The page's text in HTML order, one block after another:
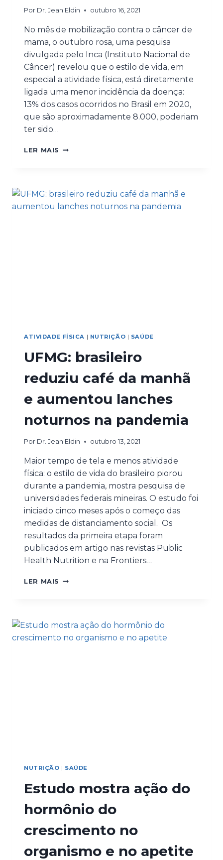
Por Dr. Jean Eldin outubro 16, 2021
No mês de mobilização contra o câncer de
mama, o outubro rosa, uma pesquisa
divulgada pelo Inca (Instituto Nacional de
Câncer) revelou que o estilo de vida, em
especial a atividade física, está diretamente
ligada uma menor incidência da doença:
13% dos casos ocorridos no Brasil em 2020,
que são aproximadamente 8.000, poderiam
ter sido…
LER MAIS
ATIVIDADE FÍSICA | NUTRIÇÃO | SAÚDE
UFMG: brasileiro
reduziu café da manhã
e aumentou lanches
noturnos na pandemia
Por Dr. Jean Eldin outubro 13, 2021
Maior tempo de tela e menos atividade
física: o estilo de vida do brasileiro piorou
durante a pandemia, mostra pesquisa de
universidades federais mineiras. O estudo foi
iniciado cinco meses após o começo das
medidas de distanciamento social. Os
resultados da primeira etapa foram
publicados em artigo nas revistas Public
Health Nutrition e na Frontiers…
LER MAIS
NUTRIÇÃO | SAÚDE
Estudo mostra ação do
hormônio do
crescimento no
organismo e no apetite